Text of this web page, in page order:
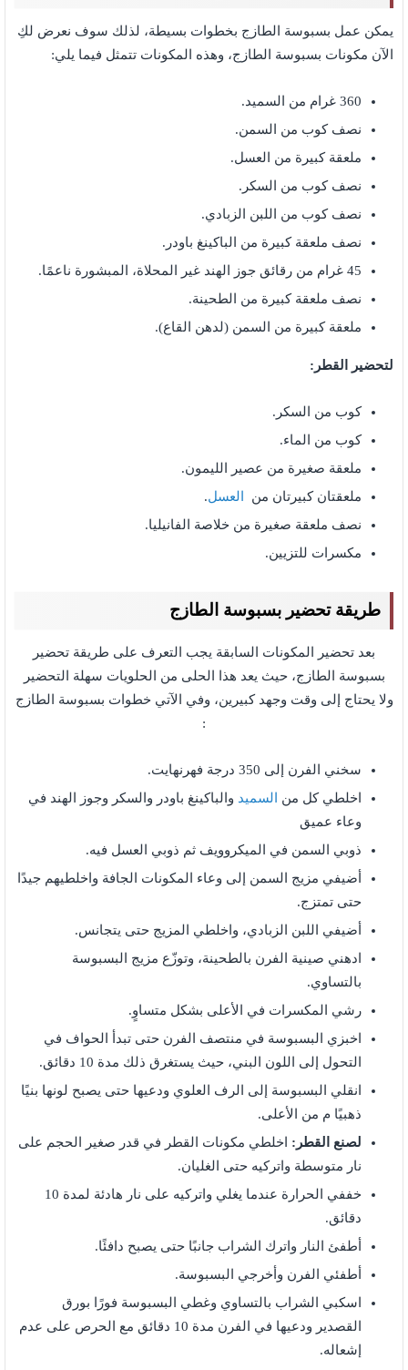
يمكن عمل بسبوسة الطازج بخطوات بسيطة، لذلك سوف نعرض لكِ
الآن مكونات بسبوسة الطازج، وهذه المكونات تتمثل فيما يلي:
360 غرام من السميد.
نصف كوب من السمن.
ملعقة كبيرة من العسل.
نصف كوب من السكر.
نصف كوب من اللبن الزبادي.
نصف ملعقة كبيرة من الباكينغ باودر.
45 غرام من رقائق جوز الهند غير المحلاة، المبشورة ناعمًا.
نصف ملعقة كبيرة من الطحينة.
ملعقة كبيرة من السمن (لدهن القاع).
لتحضير القطر:
كوب من السكر.
كوب من الماء.
ملعقة صغيرة من عصير الليمون.
ملعقتان كبيرتان من
العسل.
نصف ملعقة صغيرة من خلاصة الفانيليا.
مكسرات للتزيين.
طريقة تحضير بسبوسة الطازج
بعد تحضير المكونات السابقة يجب التعرف على طريقة تحضير
بسبوسة الطازج، حيث يعد هذا الحلى من الحلويات سهلة التحضير
ولا يحتاج إلى وقت وجهد كبيرين، وفي الآتي خطوات بسبوسة الطازج
:
سخني الفرن إلى 350 درجة فهرنهايت.
اخلطي كل من
السميد والباكينغ باودر والسكر وجوز الهند في
وعاء عميق
ذوبي السمن في الميكروويف ثم ذوبي العسل فيه.
أضيفي مزيج السمن إلى وعاء المكونات الجافة واخلطيهم جيدًا
حتى تمتزج.
أضيفي اللبن الزبادي، واخلطي المزيج حتى يتجانس.
ادهني صينية الفرن بالطحينة، وتوزّع مزيج البسبوسة
بالتساوي.
رشي المكسرات في الأعلى بشكل متساوٍ.
اخبزي البسبوسة في منتصف الفرن حتى تبدأ الحواف في
التحول إلى اللون البني، حيث يستغرق ذلك مدة 10 دقائق.
انقلي البسبوسة إلى الرف العلوي ودعيها حتى يصبح لونها بنيًا
ذهبيًا م من الأعلى.
لصنع القطر: اخلطي مكونات القطر في قدر صغير الحجم على
نار متوسطة واتركيه حتى الغليان.
خففي الحرارة عندما يغلي واتركيه على نار هادئة لمدة 10
دقائق.
أطفئ النار واترك الشراب جانبًا حتى يصبح دافئًا.
أطفئي الفرن وأخرجي البسبوسة.
اسكبي الشراب بالتساوي وغطي البسبوسة فورًا بورق
القصدير ودعيها في الفرن مدة 10 دقائق مع الحرص على عدم
إشعاله.